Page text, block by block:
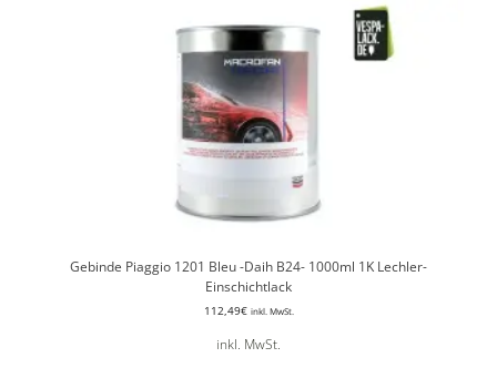
Gebinde Piaggio 1201 Bleu -Daih B24- 1000ml 1K Lechler-
Einschichtlack
112,49€ inkl. MwSt.
inkl. MwSt.